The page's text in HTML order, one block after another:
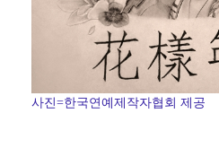
사진=한국연예제작자협회 제공